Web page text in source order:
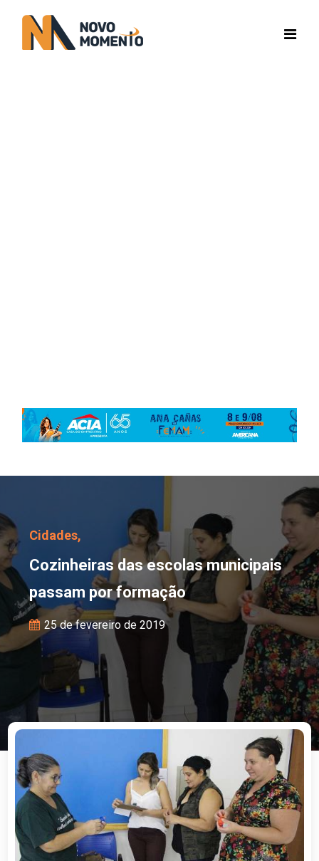
Cozinheiras das
Cidades,
Cozinheiras das escolas municipais
passam por formação
25 de fevereiro de 2019